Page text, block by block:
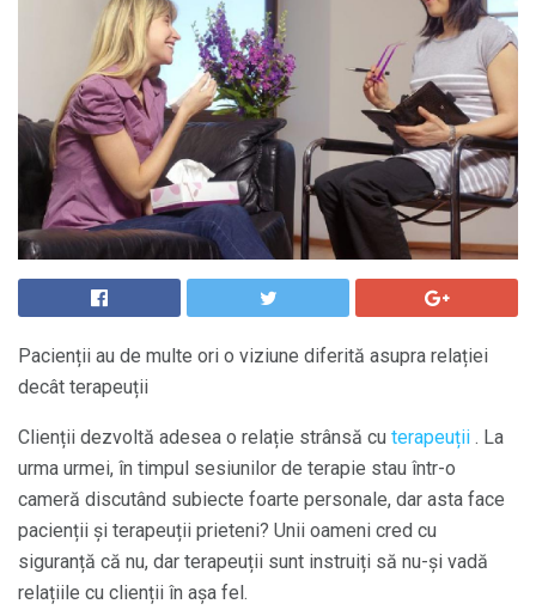
Pacienții au de multe ori o viziune diferită asupra relației
decât terapeuții
Clienții dezvoltă adesea o relație strânsă cu terapeuții . La
urma urmei, în timpul sesiunilor de terapie stau într-o
cameră discutând subiecte foarte personale, dar asta face
pacienții și terapeuții prieteni? Unii oameni cred cu
siguranță că nu, dar terapeuții sunt instruiți să nu-și vadă
relațiile cu clienții în așa fel.